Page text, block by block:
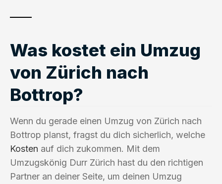
Was kostet ein Umzug
von Zürich nach
Bottrop?
Wenn du gerade einen Umzug von Zürich nach
Bottrop planst, fragst du dich sicherlich, welche
Kosten auf dich zukommen. Mit dem
Umzugskönig Durr Zürich hast du den richtigen
Partner an deiner Seite, um deinen Umzug